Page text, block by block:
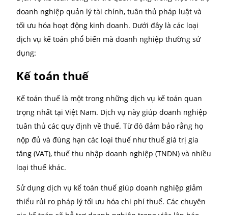
Hơn nữa, các chuyên gia kế toán có thể giúp doanh
nghiệp phân tích các chỉ số tài chính. Từ đó đưa ra
khuyến nghị hữu ích nhằm tối ưu hóa hoạt động tài
vấn đề tiềm ẩn, tạo ra các cơ hội phát triển bền
trong tương lai. Việc duy trì một hệ thống tài chính
mạnh không chỉ là một yếu tố quan trọng để tồn tại,
đây còn là chìa khóa cho sự thành công lâu dài của
doanh nghiệp.
Các loại dịch vụ kế toán
nay tại Việt Nam